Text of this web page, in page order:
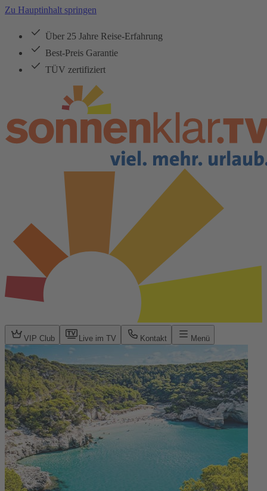
Zu Hauptinhalt springen
Über 25 Jahre Reise-Erfahrung
Best-Preis Garantie
TÜV zertifiziert
VIP Club Live im TV Kontakt Menü